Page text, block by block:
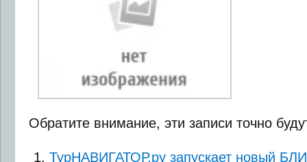
Обратите внимание, эти записи точно
ТурНАВИГАТОР.ру запускает новый